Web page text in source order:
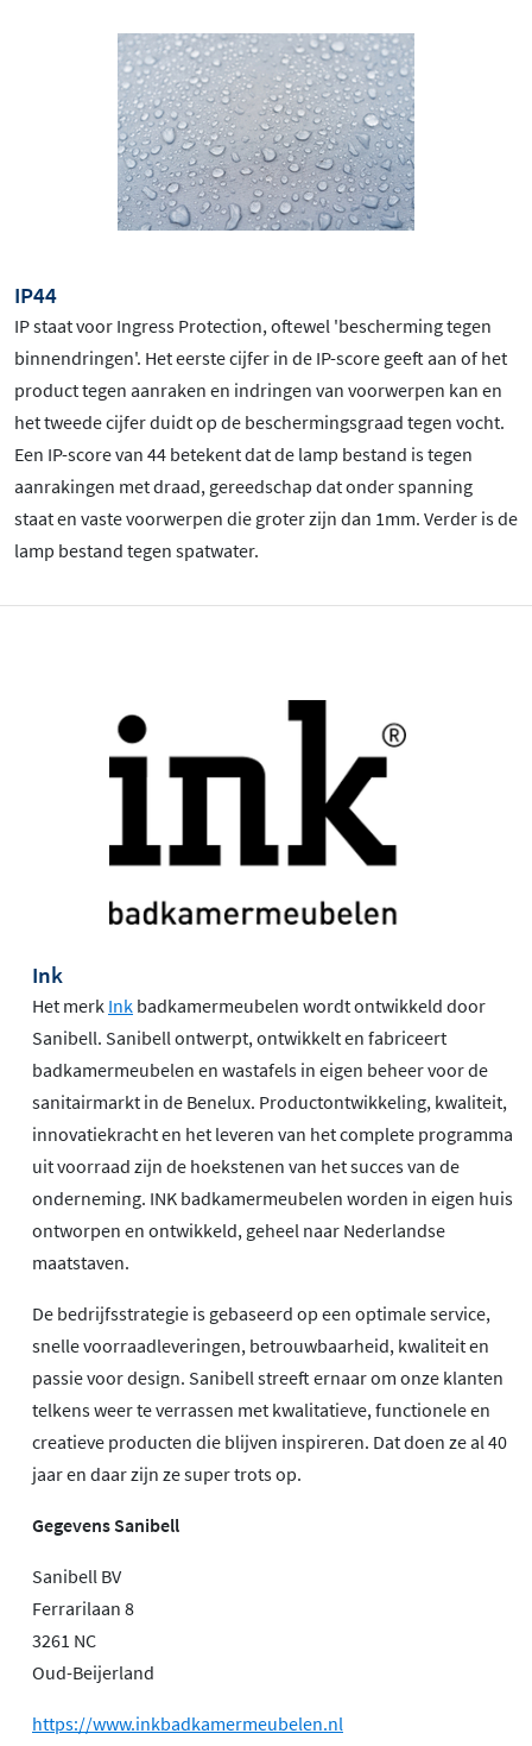
IP44
IP staat voor Ingress Protection, oftewel 'bescherming tegen
binnendringen'. Het eerste cijfer in de IP-score geeft aan of het
product tegen aanraken en indringen van voorwerpen kan en
het tweede cijfer duidt op de beschermingsgraad tegen vocht.
Een IP-score van 44 betekent dat de lamp bestand is tegen
aanrakingen met draad, gereedschap dat onder spanning
staat en vaste voorwerpen die groter zijn dan 1mm. Verder is de
lamp bestand tegen spatwater.
Ink
Het merk Ink badkamermeubelen wordt ontwikkeld door
Sanibell. Sanibell ontwerpt, ontwikkelt en fabriceert
badkamermeubelen en wastafels in eigen beheer voor de
sanitairmarkt in de Benelux. Productontwikkeling, kwaliteit,
innovatiekracht en het leveren van het complete programma
uit voorraad zijn de hoekstenen van het succes van de
onderneming. INK badkamermeubelen worden in eigen huis
ontworpen en ontwikkeld, geheel naar Nederlandse
maatstaven.
De bedrijfsstrategie is gebaseerd op een optimale service,
snelle voorraadleveringen, betrouwbaarheid, kwaliteit en
passie voor design. Sanibell streeft ernaar om onze klanten
telkens weer te verrassen met kwalitatieve, functionele en
creatieve producten die blijven inspireren. Dat doen ze al 40
jaar en daar zijn ze super trots op.
Gegevens Sanibell
Sanibell BV
Ferrarilaan 8
3261 NC
Oud-Beijerland
https://www.inkbadkamermeubelen.nl